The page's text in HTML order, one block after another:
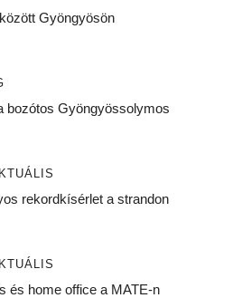
Gyöngyösön
bozótos Gyöngyössolymos
rekordkísérlet a strandon
és home office a MATE-n